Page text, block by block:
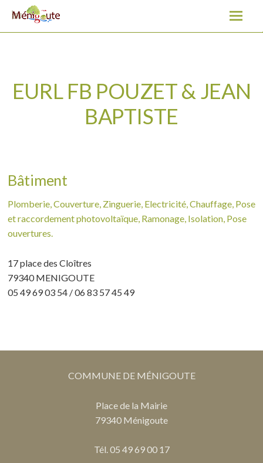
EURL FB POUZET & JEAN BAPTISTE
l
u
c
EURL FB POUZET & JEAN
BAPTISTE
Bâtiment
Plomberie, Couverture, Zinguerie, Electricité, Chauffage, Pose
et raccordement photovoltaïque, Ramonage, Isolation, Pose
ouvertures.
17 place des Cloîtres
79340 MENIGOUTE
05 49 69 03 54 / 06 83 57 45 49
COMMUNE DE MÉNIGOUTE
Place de la Mairie
79340 Ménigoute
Tél. 05 49 69 00 17